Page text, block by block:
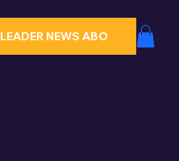
LEADER NEWS ABO